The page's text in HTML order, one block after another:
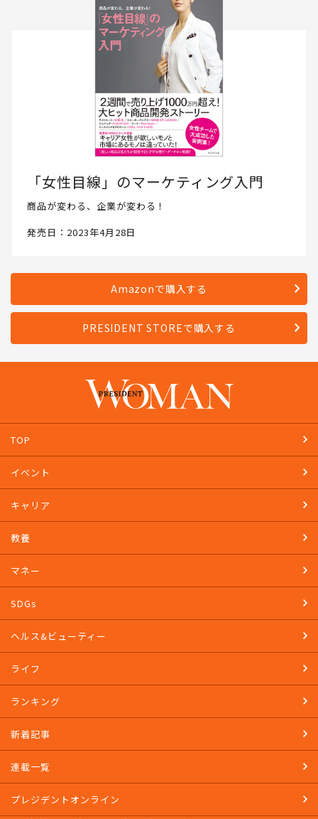
「女性目線」のマーケティング入門
商品が変わる、企業が変わる！
発売日：2023年4月28日
Amazonで購入する
PRESIDENT STOREで購入する
TOP
イベント
キャリア
教養
マネー
SDGs
ヘルス&ビューティー
ライフ
ランキング
新着記事
連載一覧
プレジデントオンライン